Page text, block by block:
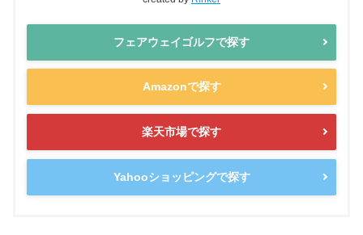
フェアウェイゴルフで探す
Amazonで探す
楽天市場で探す
Yahooショッピングで探す